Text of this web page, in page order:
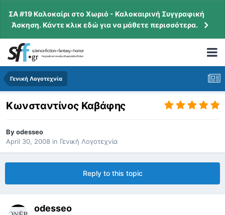
ΣΑ #19 Καλοκαίρι στο Χωριό - Καλοκαιρινή Συγγραφική
Άσκηση. Κάντε κλικ εδώ για να μάθετε περισσότερα.
Γενική Λογοτεχνία
Κωνσταντίνος Καβάφης
Byodesseo
April 30, 2008 in Γενική Λογοτεχνία
Reply to this topic
odesseo